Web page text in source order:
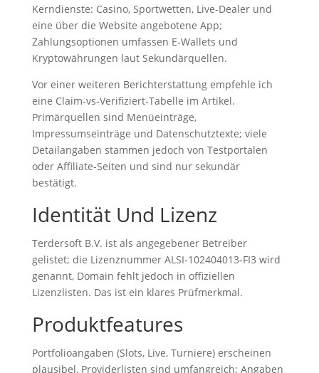
Kerndienste: Casino, Sportwetten, Live‑Dealer und
eine über die Website angebotene App;
Zahlungsoptionen umfassen E‑Wallets und
Kryptowährungen laut Sekundärquellen.
Vor einer weiteren Berichterstattung empfehle ich
eine Claim‑vs‑Verifiziert‑Tabelle im Artikel.
Primärquellen sind Menüeinträge,
Impressumseinträge und Datenschutztexte; viele
Detailangaben stammen jedoch von Testportalen
oder Affiliate‑Seiten und sind nur sekundär
bestätigt.
Identität Und Lizenz
Terdersoft B.V. ist als angegebener Betreiber
gelistet; die Lizenznummer ALSI‑102404013‑FI3 wird
genannt, Domain fehlt jedoch in offiziellen
Lizenzlisten. Das ist ein klares Prüfmerkmal.
Produktfeatures
Portfolioangaben (Slots, Live, Turniere) erscheinen
plausibel, Providerlisten sind umfangreich; Angaben